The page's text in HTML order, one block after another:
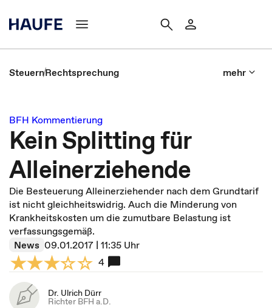
SteuernRechtsprechung mehr
BFH Kommentierung
Kein Splitting für
Alleinerziehende
Die Besteuerung Alleinerziehender nach dem Grundtarif
ist nicht gleichheitswidrig. Auch die Minderung von
Krankheitskosten um die zumutbare Belastung ist
verfassungsgemäß.
News 09.01.2017 | 11:35 Uhr
4
Dr. Ulrich Dürr
Richter BFH a.D.